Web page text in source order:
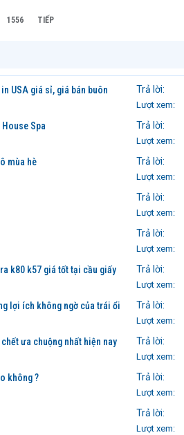
1556 TIẾP
USA giá sỉ, giá bán buôn Trả lời
Lượt xem
Spa Trả lời
Lượt xem
mùa hè Trả lời
Lượt xem
Trả lời
Lượt xem
Trả lời
Lượt xem
k80 k57 giá tốt tại cầu giấy Trả lời
Lượt xem
lợi ích không ngờ của trái ổi Trả lời
Lượt xem
ưa chuộng nhất hiện nay Trả lời
Lượt xem
không ? Trả lời
Lượt xem
Trả lời
Lượt xem